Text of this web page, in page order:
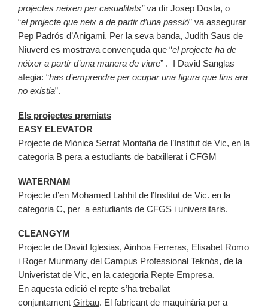
projectes neixen per casualitats”va dir Josep Dosta, o
“el projecte que neix a de partir d’una passió” va assegurar
Pep Padrós d’Anigami. Per la seva banda, Judith Saus de
Niuverd es mostrava convençuda que “el projecte ha de
néixer a partir d’una manera de viure” . I David Sanglas
afegia: “has d’emprendre per ocupar una figura que fins ara
no existia”.
Els projectes premiats
EASY ELEVATOR
Projecte de Mònica Serrat Montaña de l’Institut de Vic, en la
categoria B pera a estudiants de batxillerat i CFGM
WATERNAM
Projecte d’en Mohamed Lahhit de l’Institut de Vic. en la
categoria C, per a estudiants de CFGS i universitaris.
CLEANGYM
Projecte de David Iglesias, Ainhoa Ferreras, Elisabet Romo
i Roger Munmany del Campus Professional Teknós, de la
Univeristat de Vic, en la categoria Repte Empresa.
En aquesta edició el repte s’ha treballat
conjuntament Girbau. El fabricant de maquinària per a